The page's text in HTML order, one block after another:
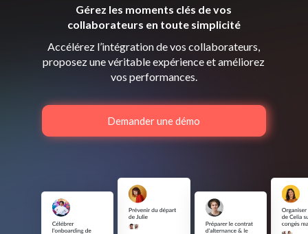
Gérez les moments clés de vos
collaborateurs en toute simplicité
Accélérez l’intégration de vos collaborateurs,
proposez une véritable expérience et améliorez
vos performances.
Demander une démo